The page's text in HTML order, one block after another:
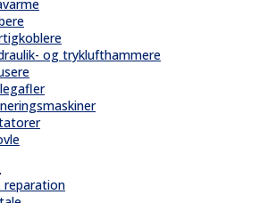
og tryklufthammere
reparation